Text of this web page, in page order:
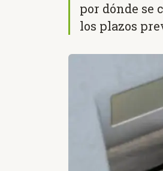
por dónde se
los plazos